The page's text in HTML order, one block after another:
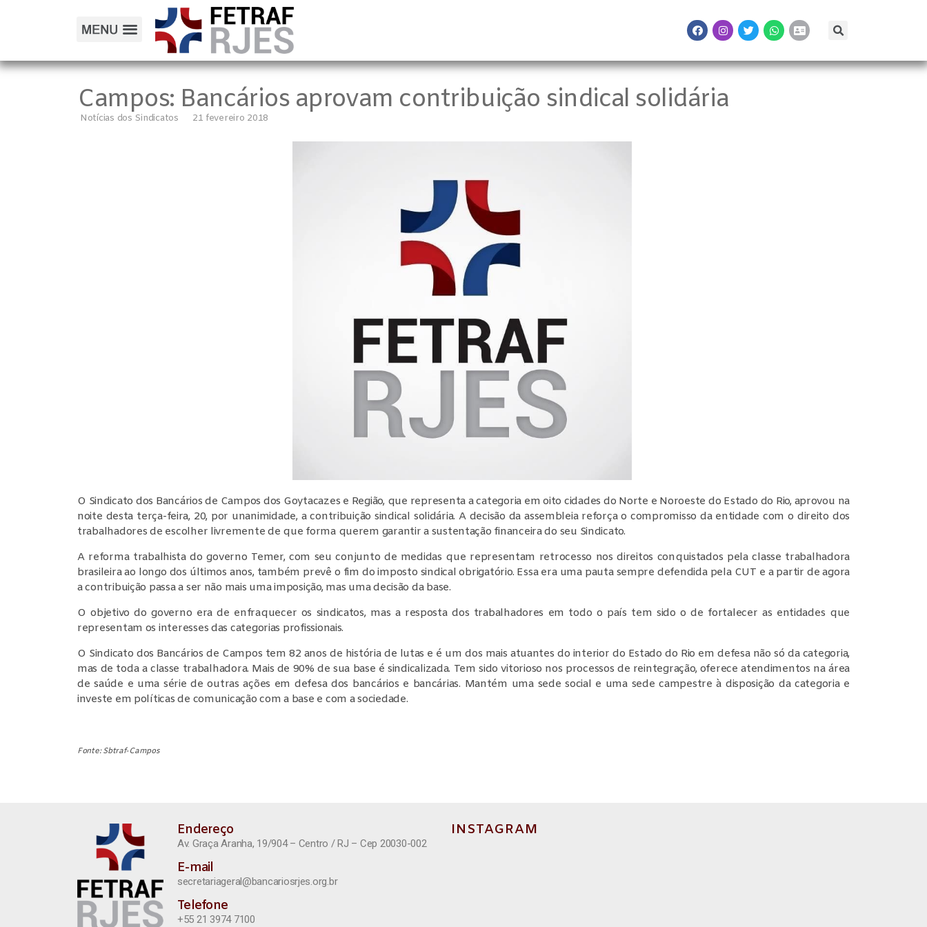
Campos: Bancários aprovam contribuição sindical solidária
Notícias dos Sindicatos 21 fevereiro 2018
O Sindicato dos Bancários de Campos dos Goytacazes e Região, que representa a categoria em oito cidades do Norte e Noroeste do Estado do Rio, aprovou na
noite desta terça-feira, 20, por unanimidade, a contribuição sindical solidária. A decisão da assembleia reforça o compromisso da entidade com o direito dos
trabalhadores de escolher livremente de que forma querem garantir a sustentação financeira do seu Sindicato.
A reforma trabalhista do governo Temer, com seu conjunto de medidas que representam retrocesso nos direitos conquistados pela classe trabalhadora
brasileira ao longo dos últimos anos, também prevê o fim do imposto sindical obrigatório. Essa era uma pauta sempre defendida pela CUT e a partir de agora
a contribuição passa a ser não mais uma imposição, mas uma decisão da base.
O objetivo do governo era de enfraquecer os sindicatos, mas a resposta dos trabalhadores em todo o país tem sido o de fortalecer as entidades que
representam os interesses das categorias profissionais.
O Sindicato dos Bancários de Campos tem 82 anos de história de lutas e é um dos mais atuantes do interior do Estado do Rio em defesa não só da categoria,
mas de toda a classe trabalhadora. Mais de 90% de sua base é sindicalizada. Tem sido vitorioso nos processos de reintegração, oferece atendimentos na área
de saúde e uma série de outras ações em defesa dos bancários e bancárias. Mantém uma sede social e uma sede campestre à disposição da categoria e
investe em políticas de comunicação com a base e com a sociedade.
Fonte: Sbtraf-Campos
Endereço
Av. Graça Aranha, 19/904 – Centro / RJ – Cep 20030-002
E-mail
secretariageral@bancariosrjes.org.br
Telefone
+55 21 3974 7100
INSTAGRAM